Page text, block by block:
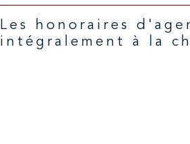
Les honoraires d'agence seront
intégralement à la